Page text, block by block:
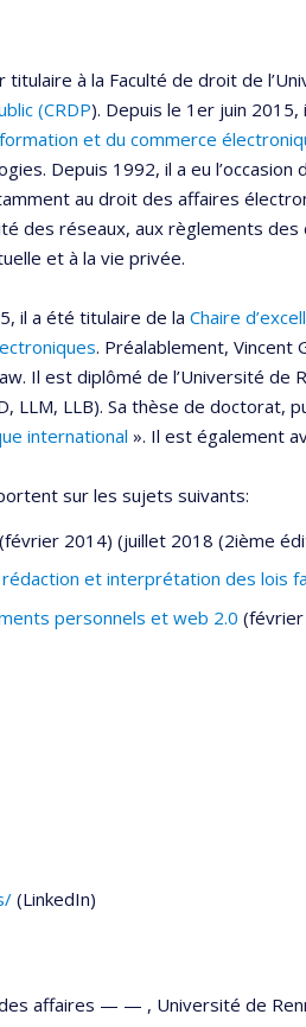
à la Faculté de droit de
(CRDP). Depuis le 1er juin
et du commerce
Depuis 1992, il a eu
au droit des affaires
des réseaux, aux règlements
et à la vie privée.
il a été titulaire de la Chaire
. Préalablement, Vincent
Il est diplômé de l’Université de
LLM, LLB). Sa thèse de doctorat,
international ». Il est également
sur les sujets suivants:
(février 2014) (juillet 2018 (2ième
et interprétation des lois
personnels et web 2.0 (février
(LinkedIn)
affaires — — , Université de